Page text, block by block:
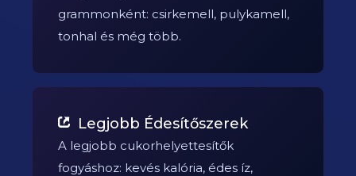
grammonként: csirkemell, pulykamell,
tonhal és még több.
Legjobb Édesítőszerek
A legjobb cukorhelyettesítők
fogyáshoz: kevés kalória, édes íz,